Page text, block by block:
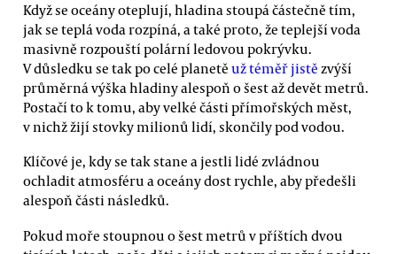
Když se oceány oteplují, hladina stoupá částečně tím,
jak se teplá voda rozpíná, a také proto, že teplejší voda
masivně rozpouští polární ledovou pokrývku.
V důsledku se tak po celé planetě už téměř jistě zvýší
průměrná výška hladiny alespoň o šest až devět metrů.
Postačí to k tomu, aby velké části přímořských měst,
v nichž žijí stovky milionů lidí, skončily pod vodou.
Klíčové je, kdy se tak stane a jestli lidé zvládnou
ochladit atmosféru a oceány dost rychle, aby předešli
alespoň části následků.
Pokud moře stoupnou o šest metrů v příštích dvou